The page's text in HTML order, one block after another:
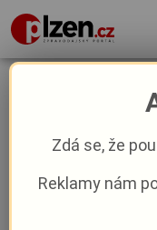
Sušice láká
Tento týden
Aktuality Kultura
Zdá se, že
Reklamy nám